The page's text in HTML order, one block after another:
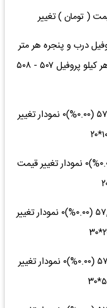
( تومان ) تغییر
- ۵۰۸ - ۵۰۹ ایرانی پروفیل درب و پنجره هر متر
۲.۴۴ ۵۷,۵۰۰ (۰.۰۰%)۰ نمودار تغییر قیمت هر کیلو پروفیل ۵۰۷ - ۵۰۸
هر کیلو قوطی ۱۰*۲۰ ایرانی شاخه ۴.۵ ۵۷,۵۰۰ (۰.۰۰%)۰ نمودار تغییر
هر کیلو قوطی ۲۰*۲۰ ایرانی - ۷ ۵۷,۵۰۰ (۰.۰۰%)۰ نمودار تغییر قیمت
هر کیلو قوطی ۲۰*۳۰ ایرانی شاخه ۹.۵ ۵۷,۵۰۰ (۰.۰۰%)۰ نمودار تغییر
هر کیلو قوطی ۵۰*۳۰ ایرانی شاخه ۱۶ ۵۷,۵۰۰ (۰.۰۰%)۰ نمودار تغییر